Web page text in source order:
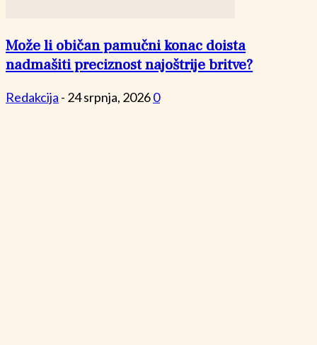
Može li običan pamučni konac doista
nadmašiti preciznost najoštrije britve?
Redakcija - 24 srpnja, 20260